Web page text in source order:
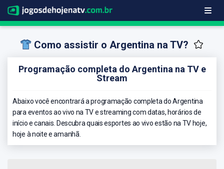
Como assistir o Argentina na TV?
Programação completa do Argentina na TV e
Stream
Abaixo você encontrará a programação completa do Argentina
para eventos ao vivo na TV e streaming com datas, horários de
início e canais. Descubra quais esportes ao vivo estão na TV hoje,
hoje à noite e amanhã.